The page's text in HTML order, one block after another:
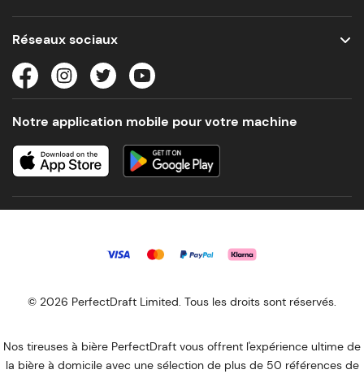
Réseaux sociaux
Notre application mobile pour votre machine
© 2026 PerfectDraft Limited. Tous les droits sont réservés.
Nos tireuses à bière PerfectDraft vous offrent l'expérience ultime de
la bière à domicile avec une sélection de plus de 50 références de